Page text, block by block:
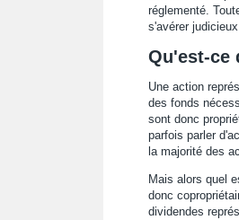
réglementé.
s'avérer
Qu'est-ce
Une action
des fonds
sont donc
parfois parler
la majorité des
Mais alors quel
donc
dividendes